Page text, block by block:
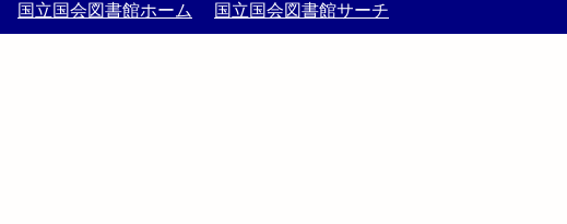
国立国会図書館ホーム 国立国会図書館サーチ